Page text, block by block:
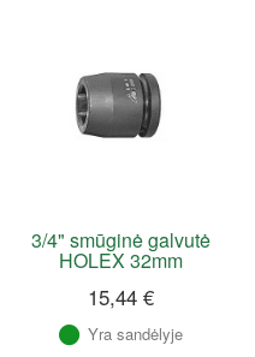
3/4" smūginė galvutė
HOLEX 32mm
15,44 €
Yra sandėlyje